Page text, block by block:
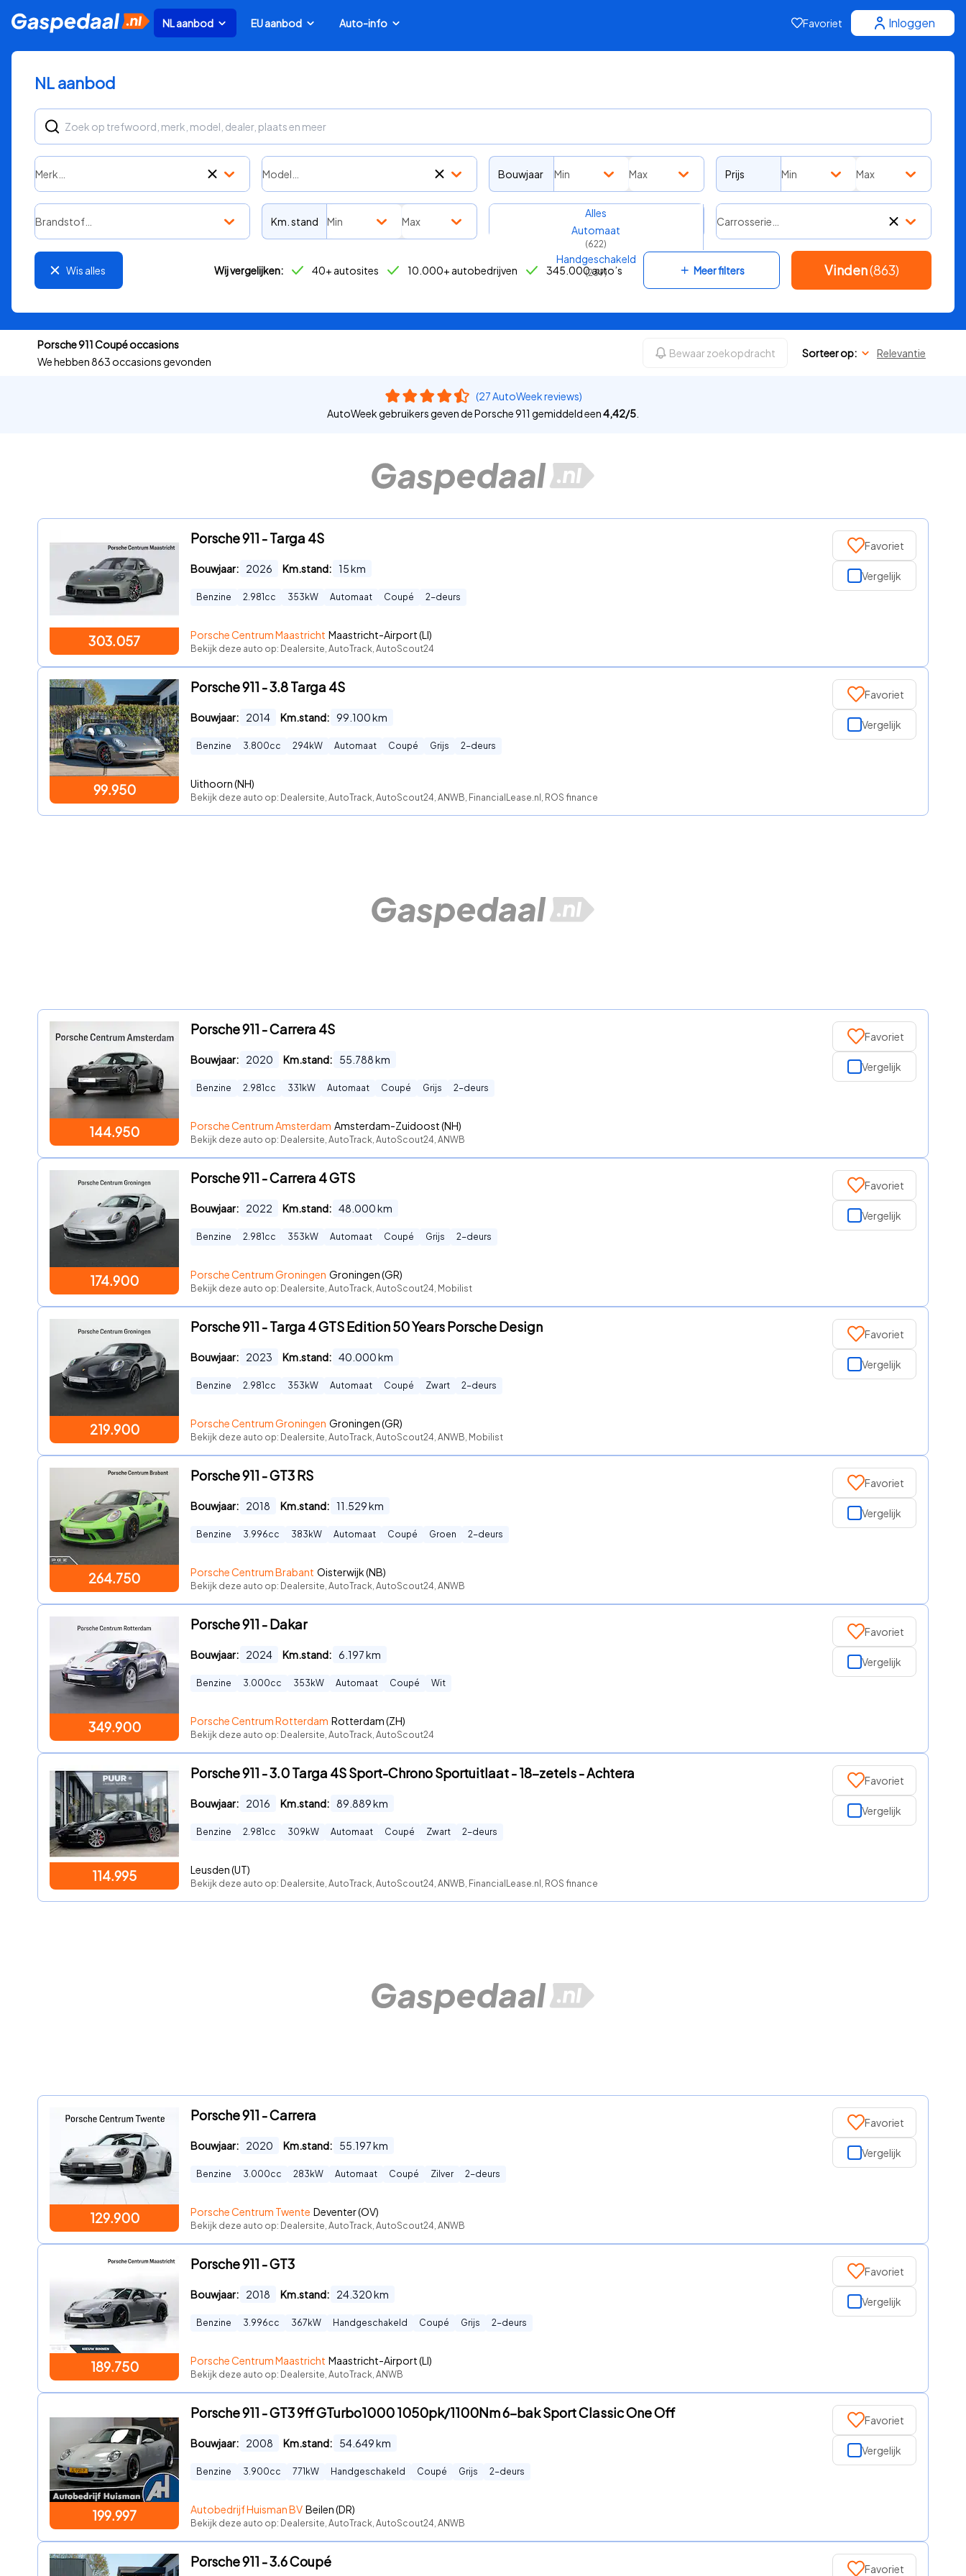
NL aanbod EU aanbod Auto-info Favoriet Inloggen
NL aanbod
Merk… Model… Bouwjaar Min Max Prijs Min Max
Brandstof… Km. stand Min Max
Transmissie
Alles
Automaat
(622)
Handgeschakeld
(239)
Carrosserie…
Meer filters
Wis alles Vinden(863)
Wij vergelijken: 40+ autosites 10.000+ autobedrijven 345.000 auto’s
Porsche 911 Coupé occasions
We hebben863 occasions gevonden
Bewaar zoekopdracht Sorteer op: Relevantie
(27 AutoWeek reviews)
AutoWeek gebruikers geven de Porsche 911 gemiddeld een4,42/5
303.057
Porsche 911 - Targa 4S
Bouwjaar: 2026 Km.stand: 15km
Benzine 2.981 cc 353 kW Automaat Coupé 2-deurs
Porsche Centrum Maastricht Maastricht-Airport (LI)
Bekijk deze auto op: Dealersite, AutoTrack, AutoScout24
Favoriet
Vergelijk
99.950
Porsche 911 - 3.8 Targa 4S
Bouwjaar: 2014 Km.stand: 99.100km
Benzine 3.800cc 294 kW Automaat Coupé Grijs 2-deurs
Uithoorn (NH)
Bekijk deze auto op: Dealersite, AutoTrack, AutoScout24, ANWB, FinancialLease.nl, ROS finance
Favoriet
Vergelijk
144.950
Porsche 911 - Carrera 4S
Bouwjaar: 2020 Km.stand: 55.788km
Benzine 2.981 cc 331 kW Automaat Coupé Grijs 2-deurs
Porsche Centrum Amsterdam Amsterdam-Zuidoost (NH)
Bekijk deze auto op: Dealersite, AutoTrack, AutoScout24, ANWB
Favoriet
Vergelijk
174.900
Porsche 911 - Carrera 4 GTS
Bouwjaar: 2022 Km.stand: 48.000km
Benzine 2.981 cc 353 kW Automaat Coupé Grijs 2-deurs
Porsche Centrum Groningen Groningen (GR)
Bekijk deze auto op: Dealersite, AutoTrack, AutoScout24, Mobilist
Favoriet
Vergelijk
219.900
Porsche 911 - Targa 4 GTS Edition 50 Years Porsche Design
Bouwjaar: 2023 Km.stand: 40.000km
Benzine 2.981 cc 353 kW Automaat Coupé Zwart 2-deurs
Porsche Centrum Groningen Groningen (GR)
Bekijk deze auto op: Dealersite, AutoTrack, AutoScout24, ANWB, Mobilist
Favoriet
Vergelijk
264.750
Porsche 911 - GT3 RS
Bouwjaar: 2018 Km.stand: 11.529km
Benzine 3.996cc 383 kW Automaat Coupé Groen 2-deurs
Porsche Centrum Brabant Oisterwijk (NB)
Bekijk deze auto op: Dealersite, AutoTrack, AutoScout24, ANWB
Favoriet
Vergelijk
349.900
Porsche 911 - Dakar
Bouwjaar: 2024 Km.stand: 6.197km
Benzine 3.000cc 353 kW Automaat Coupé Wit
Porsche Centrum Rotterdam Rotterdam (ZH)
Bekijk deze auto op: Dealersite, AutoTrack, AutoScout24
Favoriet
Vergelijk
114.995
Porsche 911 - 3.0 Targa 4S Sport-Chrono Sportuitlaat - 18-zetels - Achtera
Bouwjaar: 2016 Km.stand: 89.889km
Benzine 2.981 cc 309 kW Automaat Coupé Zwart 2-deurs
Leusden (UT)
Bekijk deze auto op: Dealersite, AutoTrack, AutoScout24, ANWB, FinancialLease.nl, ROS finance
Favoriet
Vergelijk
129.900
Porsche 911 - Carrera
Bouwjaar: 2020 Km.stand: 55.197km
Benzine 3.000cc 283 kW Automaat Coupé Zilver 2-deurs
Porsche Centrum Twente Deventer (OV)
Bekijk deze auto op: Dealersite, AutoTrack, AutoScout24, ANWB
Favoriet
Vergelijk
189.750
Porsche 911 - GT3
Bouwjaar: 2018 Km.stand: 24.320km
Benzine 3.996cc 367 kW Handgeschakeld Coupé Grijs 2-deurs
Porsche Centrum Maastricht Maastricht-Airport (LI)
Bekijk deze auto op: Dealersite, AutoTrack, ANWB
Favoriet
Vergelijk
199.997
Porsche 911 - GT3 9ff GTurbo1000 1050pk/1100Nm 6-bak Sport Classic One Off
Bouwjaar: 2008 Km.stand: 54.649km
Benzine 3.900cc 771 kW Handgeschakeld Coupé Grijs 2-deurs
Autobedrijf Huisman BV Beilen (DR)
Bekijk deze auto op: Dealersite, AutoTrack, AutoScout24, ANWB
Favoriet
Vergelijk
Porsche 911 - 3.6 Coupé Favoriet